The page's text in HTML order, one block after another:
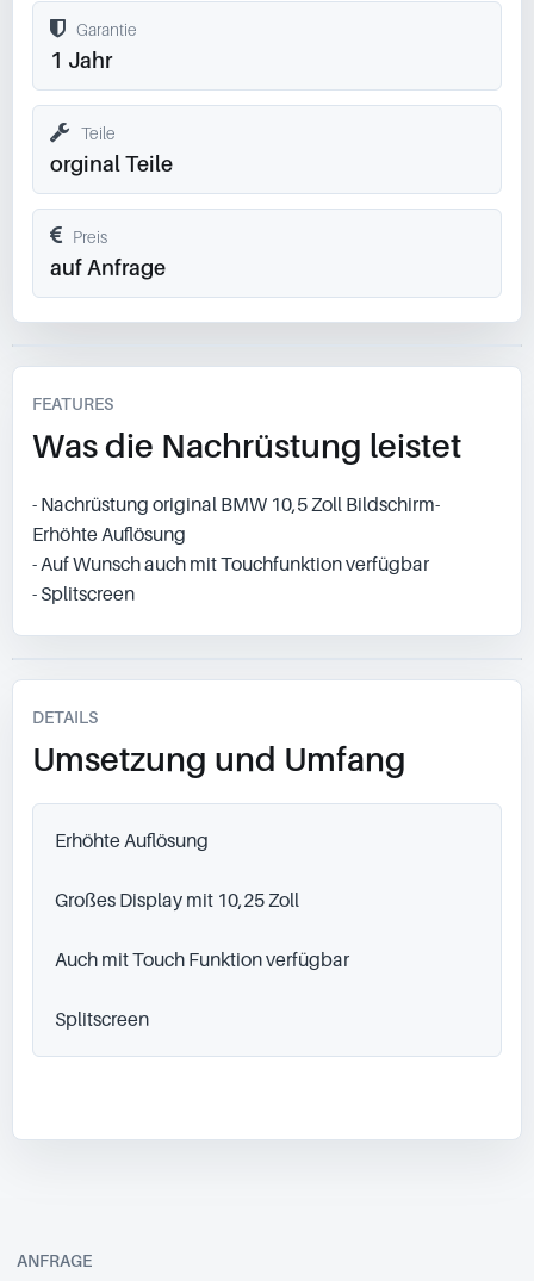
Garantie
1 Jahr
Teile
orginal Teile
Preis
auf Anfrage
FEATURES
Was die Nachrüstung leistet
- Nachrüstung original BMW 10,5 Zoll Bildschirm-
Erhöhte Auflösung
- Auf Wunsch auch mit Touchfunktion verfügbar
- Splitscreen
DETAILS
Umsetzung und Umfang
Erhöhte Auflösung
Großes Display mit 10,25 Zoll
Auch mit Touch Funktion verfügbar
Splitscreen
ANFRAGE